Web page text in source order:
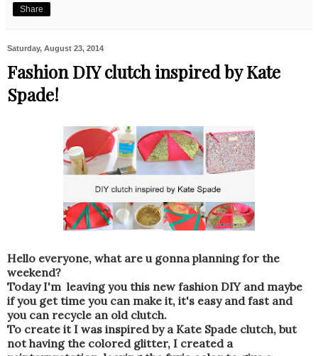
Share
Saturday, August 23, 2014
Fashion DIY clutch inspired by Kate
Spade!
Hello everyone, what are u gonna planning for the
weekend?
Today I'm leaving you this new fashion DIY and maybe
if you get time you can make it, it's easy and fast and
you can recycle an old clutch.
To create it I was inspired by a Kate Spade clutch, but
not having the colored glitter, I created a